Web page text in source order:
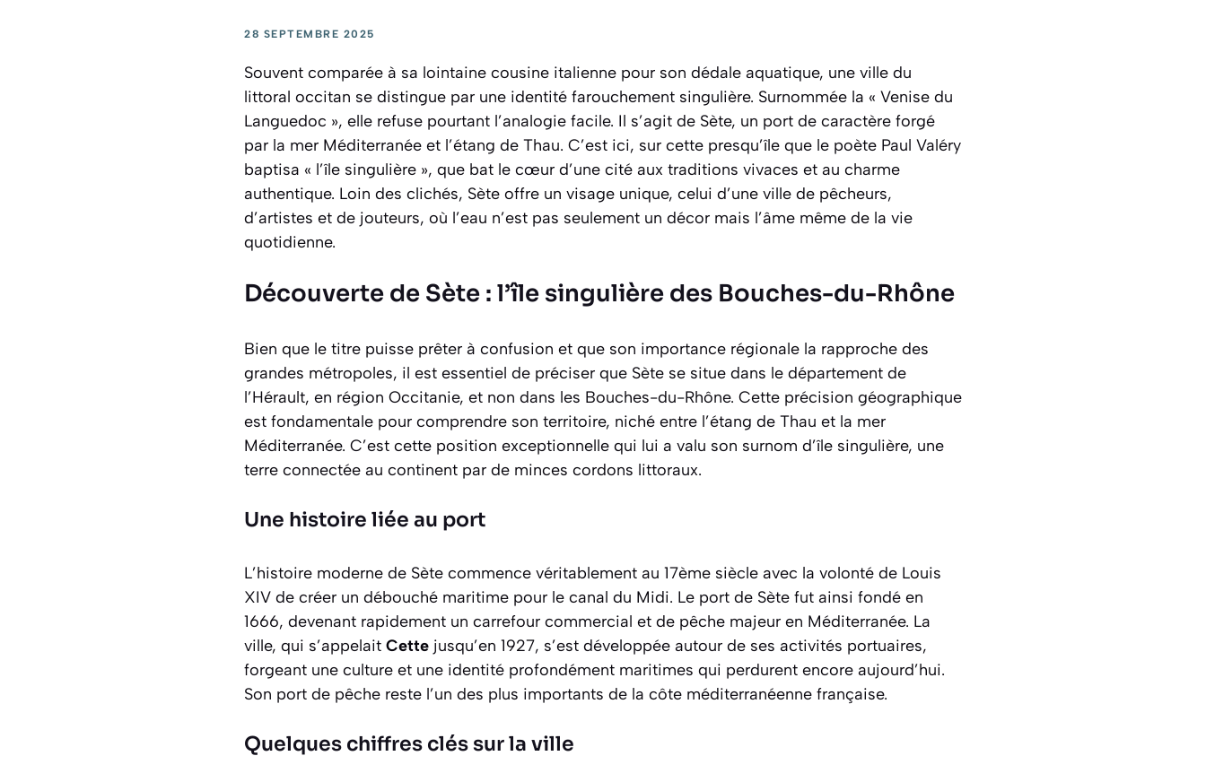
28 SEPTEMBRE 2025
Souvent comparée à sa lointaine cousine italienne pour son dédale aquatique, une ville du
littoral occitan se distingue par une identité farouchement singulière. Surnommée la « Venise du
Languedoc », elle refuse pourtant l’analogie facile. Il s’agit de Sète, un port de caractère forgé
par la mer Méditerranée et l’étang de Thau. C’est ici, sur cette presqu’île que le poète Paul Valéry
baptisa « l’île singulière », que bat le cœur d’une cité aux traditions vivaces et au charme
authentique. Loin des clichés, Sète offre un visage unique, celui d’une ville de pêcheurs,
d’artistes et de jouteurs, où l’eau n’est pas seulement un décor mais l’âme même de la vie
quotidienne.
Découverte de Sète : l’île singulière des Bouches-du-Rhône
Bien que le titre puisse prêter à confusion et que son importance régionale la rapproche des
grandes métropoles, il est essentiel de préciser que Sète se situe dans le département de
l’Hérault, en région Occitanie, et non dans les Bouches-du-Rhône. Cette précision géographique
est fondamentale pour comprendre son territoire, niché entre l’étang de Thau et la mer
Méditerranée. C’est cette position exceptionnelle qui lui a valu son surnom d’île singulière, une
terre connectée au continent par de minces cordons littoraux.
Une histoire liée au port
L’histoire moderne de Sète commence véritablement au 17ème siècle avec la volonté de Louis
XIV de créer un débouché maritime pour le canal du Midi. Le port de Sète fut ainsi fondé en
1666, devenant rapidement un carrefour commercial et de pêche majeur en Méditerranée. La
ville, qui s’appelait Cette jusqu’en 1927, s’est développée autour de ses activités portuaires,
forgeant une culture et une identité profondément maritimes qui perdurent encore aujourd’hui.
Son port de pêche reste l’un des plus importants de la côte méditerranéenne française.
Quelques chiffres clés sur la ville